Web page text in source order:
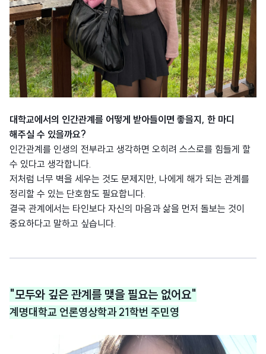
대학교에서의 인간관계를 어떻게 받아들이면 좋을지, 한 마디
해주실 수 있을까요?
인간관계를 인생의 전부라고 생각하면 오히려 스스로를 힘들게 할
수 있다고 생각합니다.
저처럼 너무 벽을 세우는 것도 문제지만, 나에게 해가 되는 관계를
정리할 수 있는 단호함도 필요합니다.
결국 관계에서는 타인보다 자신의 마음과 삶을 먼저 돌보는 것이
중요하다고 말하고 싶습니다.
"모두와 깊은 관계를 맺을 필요는 없어요"
계명대학교 언론영상학과 21학번 주민영